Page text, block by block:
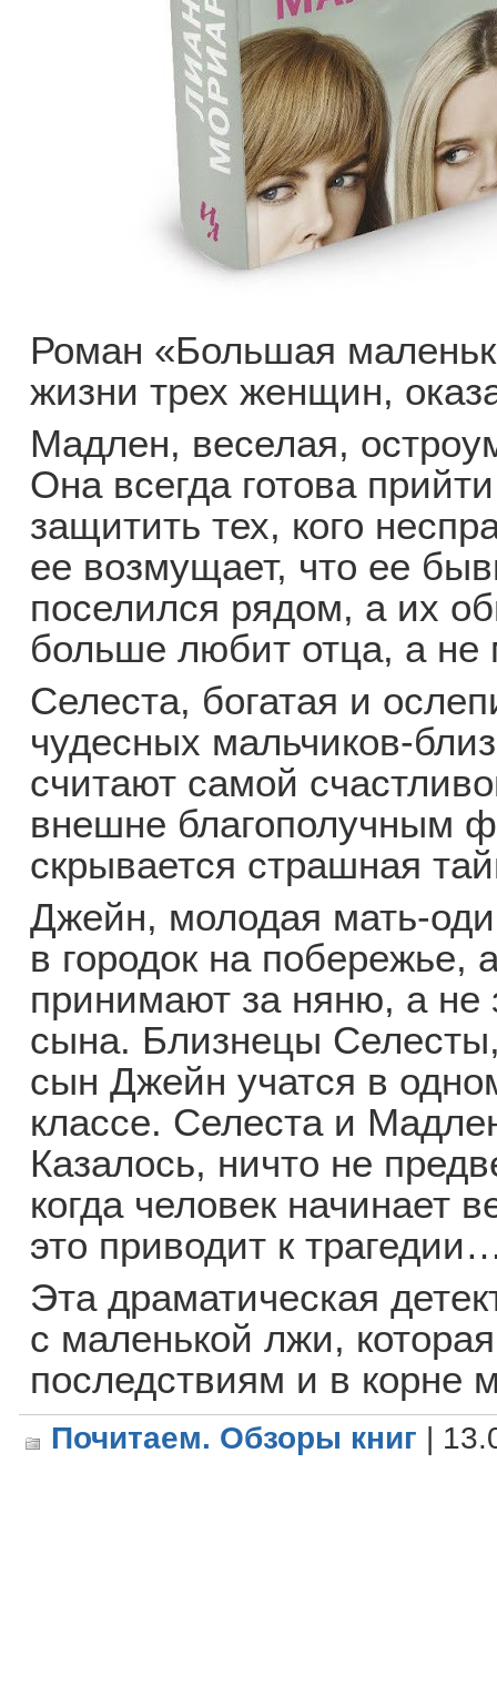
Роман «Большая
жизни трех женщин,
Мадлен, веселая,
Она всегда готова
защитить тех, кого
ее возмущает, что ее
поселился рядом, а их
больше любит отца, а не
Селеста, богатая и
чудесных мальчиков-
считают самой
внешне благополучным
скрывается страшная
Джейн, молодая мать-
в городок на побережье,
принимают за няню, а не
сына. Близнецы
сын Джейн учатся в
классе. Селеста и
Казалось, ничто не
когда человек начинает
это приводит к
Эта драматическая
с маленькой лжи,
последствиям и в корне
Почитаем. Обзоры книг |